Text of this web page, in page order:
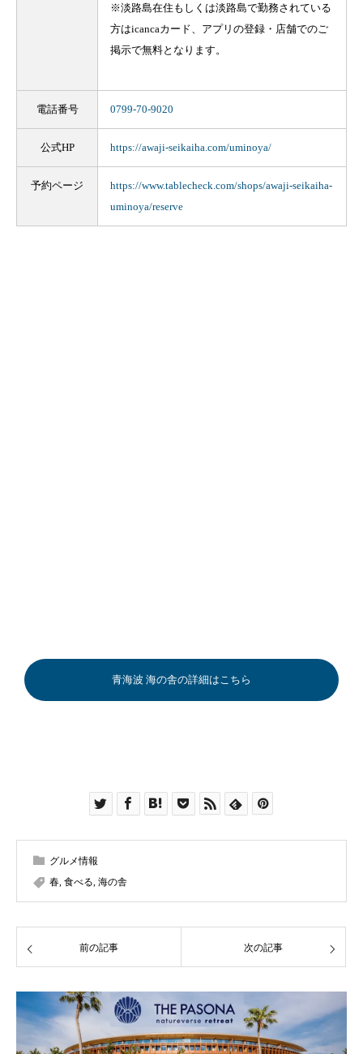
※淡路島在住もしくは淡路島で勤務されている
方はicancaカード、アプリの登録・店舗でのご
掲示で無料となります。
電話番号 0799-70-9020
公式HP https://awaji-seikaiha.com/uminoya/
予約ページ
https://www.tablecheck.com/shops/awaji-seikaiha-
uminoya/reserve
青海波 海の舎の詳細はこちら
グルメ情報
春, 食べる, 海の舎
前の記事 次の記事